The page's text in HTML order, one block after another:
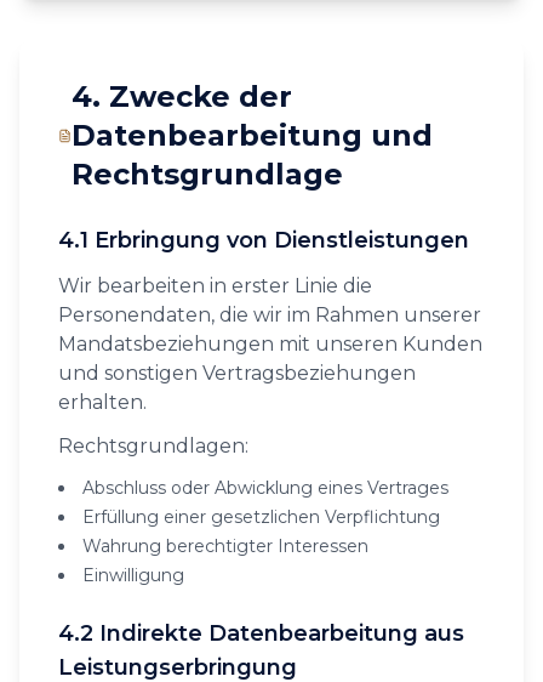
4. Zwecke der
Datenbearbeitung und
Rechtsgrundlage
4.1 Erbringung von Dienstleistungen
Wir bearbeiten in erster Linie die
Personendaten, die wir im Rahmen unserer
Mandatsbeziehungen mit unseren Kunden
und sonstigen Vertragsbeziehungen
erhalten.
Rechtsgrundlagen:
Abschluss oder Abwicklung eines Vertrages
Erfüllung einer gesetzlichen Verpflichtung
Wahrung berechtigter Interessen
Einwilligung
4.2 Indirekte Datenbearbeitung aus
Leistungserbringung